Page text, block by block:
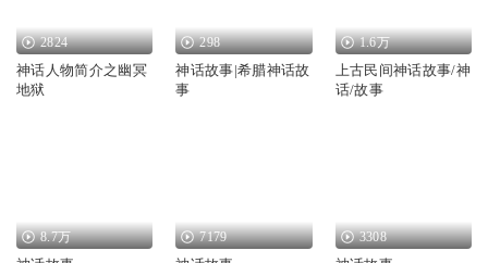
2824
神话人物简介之幽冥
地狱
298
神话故事|希腊神话故
事
1.6万
上古民间神话故事/神
话/故事
8.7万 7179 3308